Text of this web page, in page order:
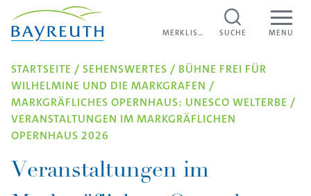
Direkt zum Inhalt
MENU
SUCHE
MERKLISTE
STARTSEITE / SEHENSWERTES / BÜHNE FREI FÜR
WILHELMINE UND DIE MARKGRAFEN /
MARKGRÄFLICHES OPERNHAUS: UNESCO WELTERBE /
VERANSTALTUNGEN IM MARKGRÄFLICHEN
OPERNHAUS 2026
Veranstaltungen im